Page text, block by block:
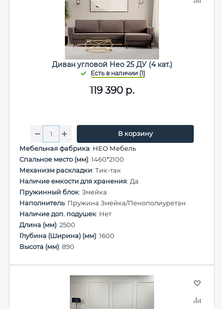
Диван угловой Нео 25 ДУ (4 кат.)
119 390 р.
В корзину
Мебельная фабрика: НЕО Мебель
Спальное место (мм): 1460*2100
Механизм раскладки: Тик-так
Наличие емкости для хранения: Да
Пружинный блок: Змейка
Наполнитель: Пружина Змейка/Пенополиуретан
Наличие доп. подушек: Нет
Длина (мм): 2500
Глубина (Ширина) (мм): 1600
Высота (мм): 890